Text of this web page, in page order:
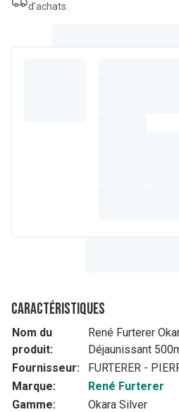
d’achats.
Caractéristiques
Nom du
produit:
René Furterer
Déjaunissant
Fournisseur:
FURTERER -
Marque:
René Furterer
Gamme:
Okara Silver